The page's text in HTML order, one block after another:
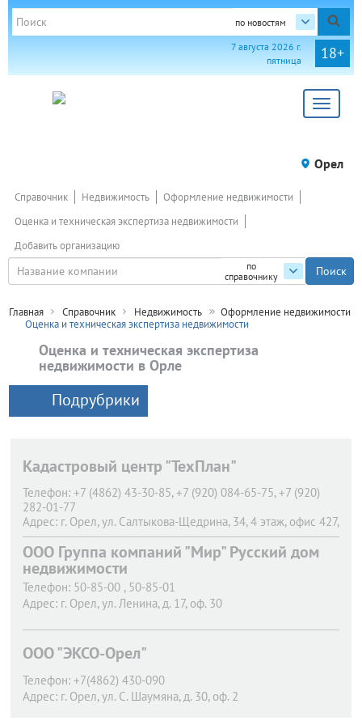
по новостям
18+
7 августа 2026 г.
пятница
Toggle
Орел
по
справочнику
Справочник Недвижимость
Оформление недвижимости
Оценка и техническая экспертиза недвижимости
Добавить организацию
Главная Справочник Недвижимость
Оформление недвижимости
Оценка и техническая экспертиза недвижимости
Оценка и техническая экспертиза
недвижимости в Орле
Подрубрики
Кадастровый центр "ТехПлан"
Телефон: +7 (4862) 43-30-85, +7 (920) 084-65-75, +7 (920)
282-01-77
Адрес: г. Орел, ул. Салтыкова-Щедрина, 34, 4 этаж, офис 427,
428
ООО Группа компаний "Мир" Русский дом
недвижимости
Телефон: 50-85-00 , 50-85-01
Адрес: г. Орел, ул. Ленина, д. 17, оф. 30
ООО "ЭКСО-Орел"
Телефон: +7(4862) 430-090
Адрес: г. Орел, ул. С. Шаумяна, д. 30, оф. 2